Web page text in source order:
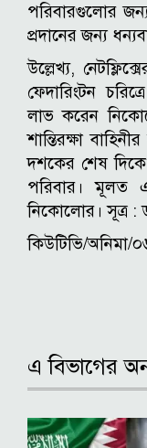
পরিবারগুলোর
প্রদানের জন্য
উল্লেখ্য,
ফেদারিংটন
লাভ করেন
শান্তিরক্ষা
দশকের শেষ
পরিবার। মূলত
নিকোলোর। সূত্র :
কিউটিভি/
এ বিভাগের